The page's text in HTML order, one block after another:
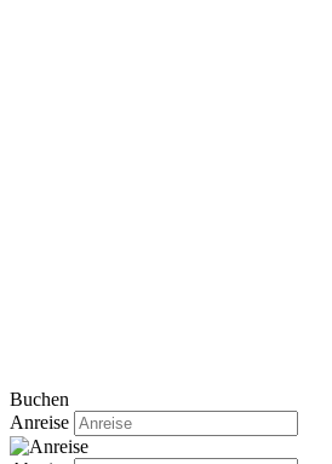
Buchen
Anreise